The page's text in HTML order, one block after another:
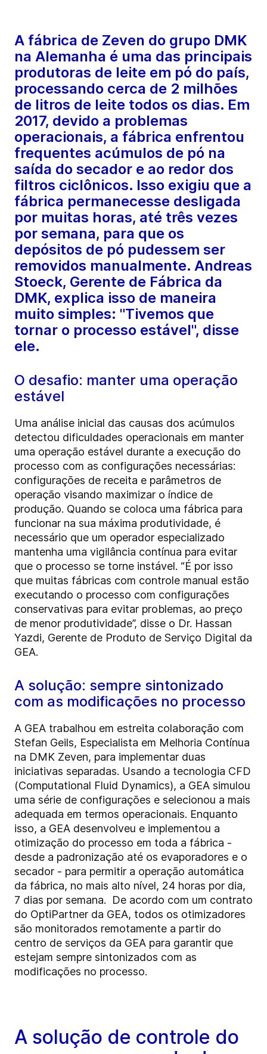
A fábrica de Zeven do grupo DMK
na Alemanha é uma das principais
produtoras de leite em pó do país,
processando cerca de 2 milhões
de litros de leite todos os dias. Em
2017, devido a problemas
operacionais, a fábrica enfrentou
frequentes acúmulos de pó na
saída do secador e ao redor dos
filtros ciclônicos. Isso exigiu que a
fábrica permanecesse desligada
por muitas horas, até três vezes
por semana, para que os
depósitos de pó pudessem ser
removidos manualmente. Andreas
Stoeck, Gerente de Fábrica da
DMK, explica isso de maneira
muito simples: "Tivemos que
tornar o processo estável", disse
ele.
O desafio: manter uma operação
estável
Uma análise inicial das causas dos acúmulos
detectou dificuldades operacionais em manter
uma operação estável durante a execução do
processo com as configurações necessárias:
configurações de receita e parâmetros de
operação visando maximizar o índice de
produção. Quando se coloca uma fábrica para
funcionar na sua máxima produtividade, é
necessário que um operador especializado
mantenha uma vigilância contínua para evitar
que o processo se torne instável. “É por isso
que muitas fábricas com controle manual estão
executando o processo com configurações
conservativas para evitar problemas, ao preço
de menor produtividade”, disse o Dr. Hassan
Yazdi, Gerente de Produto de Serviço Digital da
GEA.
A solução: sempre sintonizado
com as modificações no processo
A GEA trabalhou em estreita colaboração com
Stefan Geils, Especialista em Melhoria Contínua
na DMK Zeven, para implementar duas
iniciativas separadas. Usando a tecnologia CFD
(Computational Fluid Dynamics), a GEA simulou
uma série de configurações e selecionou a mais
adequada em termos operacionais. Enquanto
isso, a GEA desenvolveu e implementou a
otimização do processo em toda a fábrica -
desde a padronização até os evaporadores e o
secador - para permitir a operação automática
da fábrica, no mais alto nível, 24 horas por dia,
7 dias por semana. De acordo com um contrato
do OptiPartner da GEA, todos os otimizadores
são monitorados remotamente a partir do
centro de serviços da GEA para garantir que
estejam sempre sintonizados com as
modificações no processo.
A solução de controle do